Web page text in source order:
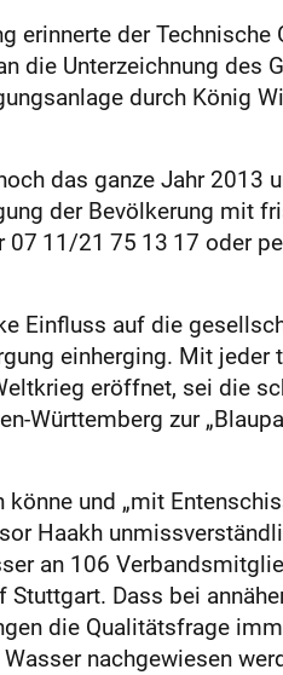
erinnerte der Technische
die Unterzeichnung des
durch König
das ganze Jahr 2013
der Bevölkerung mit
07 11/21 75 13 17 oder
Einfluss auf die
einherging. Mit jeder
eröffnet, sei die
Württemberg zur
und „mit
Haakh
an 106
Dass bei
die Qualitätsfrage
nachgewiesen